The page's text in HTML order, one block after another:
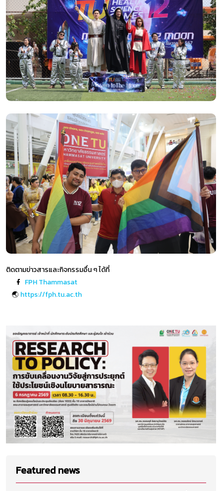
ติดตามข่าวสารและกิจกรรมอื่น ๆ ได้ที่
FPH Thammasat
🌏 https://fph.tu.ac.th
Featured news